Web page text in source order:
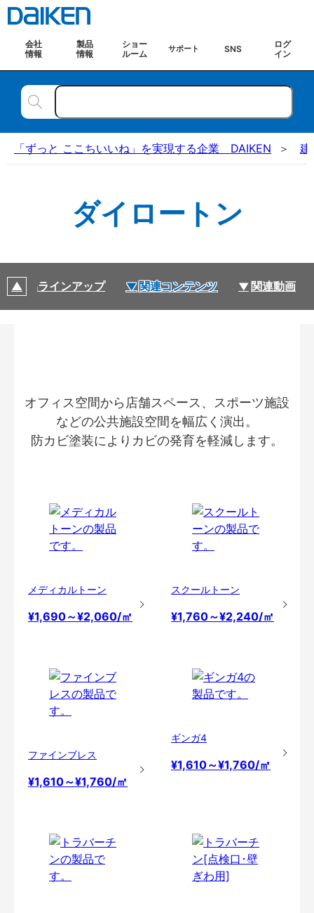
会社
情報
製品
情報
ショー
ルーム
サポート SNS
ログ
イン
「ずっと ここちいいね」を実現する企業 DAIKEN 建
ダイロートン
製品ラインアップ 関連コンテンツ 関連動画
オフィス空間から店舗スペース、スポーツ施設
などの公共施設空間を幅広く演出。
防カビ塗装によりカビの発育を軽減します。
メディカルトーン
¥1,690～¥2,060/㎡
スクールトーン
¥1,760～¥2,240/㎡
ファインブレス
¥1,610～¥1,760/㎡
ギンガ4
¥1,610～¥1,760/㎡